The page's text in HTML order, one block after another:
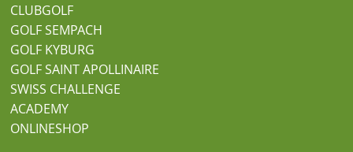
CLUBGOLF
GOLF SEMPACH
GOLF KYBURG
GOLF SAINT APOLLINAIRE
SWISS CHALLENGE
ACADEMY
ONLINESHOP